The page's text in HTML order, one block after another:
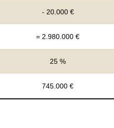
- 20.000 €
= 2.980.000 €
25 %
745.000 €